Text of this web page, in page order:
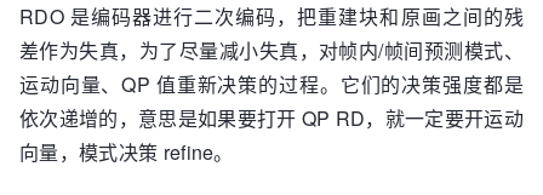
RDO 是编码器进行二次编码，把重建块和原画之间的残
差作为失真，为了尽量减小失真，对帧内/帧间预测模式、
运动向量、QP 值重新决策的过程。它们的决策强度都是
依次递增的，意思是如果要打开 QP RD，就一定要开运动
向量，模式决策 refine。